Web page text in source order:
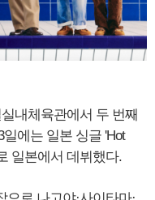
내체육관에서 두 번째
에는 일본 싱글 'Hot
일본에서 데뷔했다.